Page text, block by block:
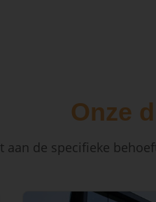
Onze
aan de specifieke